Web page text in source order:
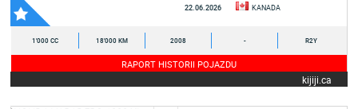
22.06.2026 KANADA
1'000 CC 18'000 KM 2008 - R2Y
RAPORT HISTORII POJAZDU
kijiji.ca